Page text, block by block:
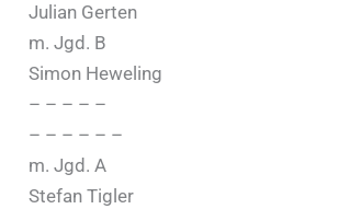
Julian Gerten
m. Jgd. B
Simon Heweling
– – – – –
– – – – – –
m. Jgd. A
Stefan Tigler